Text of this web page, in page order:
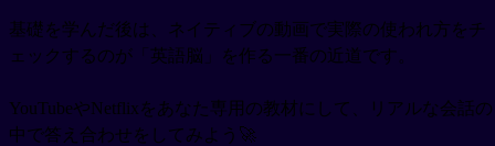
基礎を学んだ後は、ネイティブの動画で実際の使われ方をチ
ェックするのが「英語脳」を作る一番の近道です。
YouTubeやNetflixをあなた専用の教材にして、リアルな会話の
中で答え合わせをしてみよう🚀